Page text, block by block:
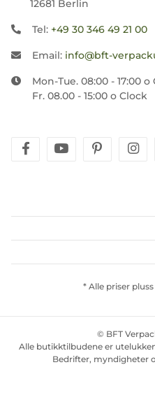
12681 Berlin
Tel: +49 30 346 49 21 00
Email: info@bft-
Mon-Tue. 08:00 - 17:00 o
Fr. 08.00 - 15:00 o Clock
facebookyoutubepinterest
* Alle priser
© BFT
Alle butikktilbudene er
Bedrifter, myndigheter